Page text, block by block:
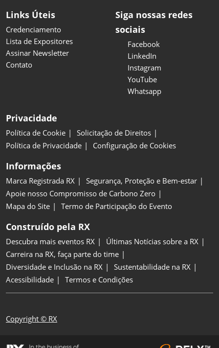
Links Úteis
Credenciamento
Lista de Expositores
Assinar Newsletter
Contato
Siga nossas redes
sociais
Facebook
LinkedIn
Instagram
YouTube
Whatsapp
Privacidade
Política de Cookie
Solicitação de Direitos
Política de Privacidade
Configuração de Cookies
Informações
Marca Registrada RX
Segurança, Proteção e Bem-estar
Apoie nosso Compromisso de Carbono Zero
Mapa do Site
Termo de Participação do Evento
Construído pela RX
Descubra mais eventos RX
Últimas Notícias sobre a RX
Carreira na RX, faça parte do time
Diversidade e Inclusão na RX
Sustentabilidade na RX
Acessibilidade
Termos e Condições
Copyright © RX